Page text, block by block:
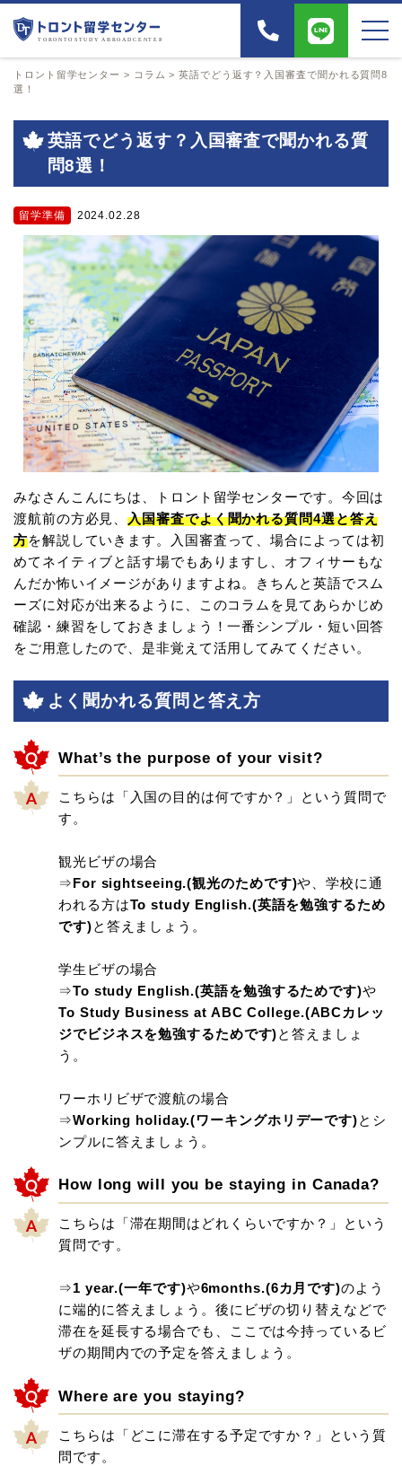
トロント留学センター > コラム >英語でどう返す？入国審査で聞かれる質問8
選！
英語でどう返す？入国審査で聞かれる質
問8選！
留学準備 2024.02.28
みなさんこんにちは、トロント留学センターです。今回は
渡航前の方必見、入国審査でよく聞かれる質問4選と答え
方を解説していきます。入国審査って、場合によっては初
めてネイティブと話す場でもありますし、オフィサーもな
んだか怖いイメージがありますよね。きちんと英語でスム
ーズに対応が出来るように、このコラムを見てあらかじめ
確認・練習をしておきましょう！一番シンプル・短い回答
をご用意したので、是非覚えて活用してみてください。
よく聞かれる質問と答え方
What’s the purpose of your visit?
こちらは「入国の目的は何ですか？」という質問で
す。
観光ビザの場合
⇒For sightseeing.(観光のためです)や、学校に通
われる方はTo study English.(英語を勉強するため
です)と答えましょう。
学生ビザの場合
⇒To study English.(英語を勉強するためです)や
To Study Business at ABC College.(ABCカレッ
ジでビジネスを勉強するためです)と答えましょ
う。
ワーホリビザで渡航の場合
⇒Working holiday.(ワーキングホリデーです)とシ
ンプルに答えましょう。
How long will you be staying in Canada?
こちらは「滞在期間はどれくらいですか？」という
質問です。
⇒1 year.(一年です)や6months.(6カ月です)のよう
に端的に答えましょう。後にビザの切り替えなどで
滞在を延長する場合でも、ここでは今持っているビ
ザの期間内での予定を答えましょう。
Where are you staying?
こちらは「どこに滞在する予定ですか？」という質
問です。